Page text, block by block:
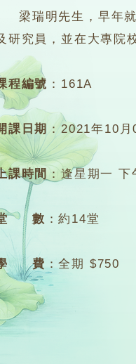
梁瑞明先生，早年就
研究員，並在大專院
程編號 ： 161A
課日期 ：2021年10月
課時間 ：逢星期一
數 ：約14堂
費 ：全期 $750